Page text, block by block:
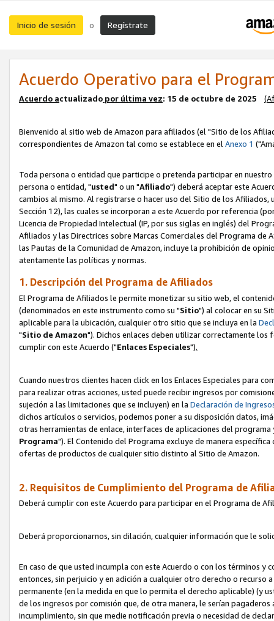
Inicio de sesión o Regístrate
Acuerdo Operativo para el
Acuerdo actualizado por última vez: 15 de octubre de 2025
Bienvenido al sitio web de Amazon para afiliados (el "Sitio de los
correspondientes de Amazon tal como se establece en elAnexo 1
Toda persona o entidad que participe o pretenda participar en
persona o entidad, "usted" o un "Afiliado") deberá aceptar este
cambios al mismo. Al registrarse o hacer uso del Sitio de los
Sección 12), las cuales se incorporan a este Acuerdo por referencia
Licencia de Propiedad Intelectual (IP, por sus siglas en inglés) del
Afiliados y las Directrices sobre Marcas Comerciales del Programa
las Pautas de la Comunidad de Amazon, incluye la prohibición de
atentamente las políticas y normas.
1. Descripción del Programa de Afiliados
El Programa de Afiliados le permite monetizar su sitio web, el
(denominados en este instrumento como su "Sitio") al colocar en su
aplicable para la ubicación, cualquier otro sitio que se incluya en la
"Sitio de Amazon"). Dichos enlaces deben utilizar correctamente los
cumplir con este Acuerdo ("Enlaces Especiales").
Cuando nuestros clientes hacen click en los Enlaces Especiales para
para realizar otras acciones, usted puede recibir ingresos por
sujeción a las limitaciones que se incluyen) en la Declaración de
dichos artículos o servicios, podemos poner a su disposición datos,
otras herramientas de enlace, interfaces de aplicaciones del
Programa"). El Contenido del Programa excluye de manera
ofertas de productos de cualquier sitio distinto al Sitio de Amazon.
2. Requisitos de Cumplimiento del Programa de
Deberá cumplir con este Acuerdo para participar en el Programa de
Deberá proporcionarnos, sin dilación, cualquier información que le
En caso de que usted incumpla con este Acuerdo o con los términos
entonces, sin perjuicio y en adición a cualquier otro derecho o
permanente (en la medida en que lo permita el derecho aplicable) (y
de los ingresos por comisión que, de otra manera, le serían
incumplimiento, sin que medie notificación previa o necesidad de